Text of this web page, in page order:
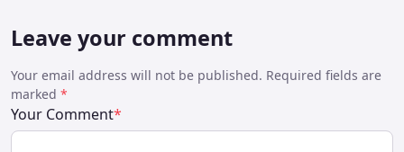
Leave your comment
Your email address will not be published. Required fields are
marked *
Your Comment*